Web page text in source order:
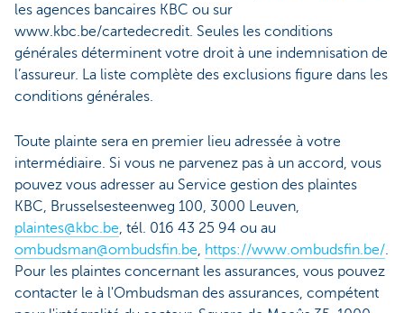
les agences bancaires KBC ou sur
www.kbc.be/cartedecredit. Seules les conditions
générales déterminent votre droit à une indemnisation de
l’assureur. La liste complète des exclusions figure dans les
conditions générales.
Toute plainte sera en premier lieu adressée à votre
intermédiaire. Si vous ne parvenez pas à un accord, vous
pouvez vous adresser au Service gestion des plaintes
KBC, Brusselsesteenweg 100, 3000 Leuven,
plaintes@kbc.be, tél. 016 43 25 94 ou au
ombudsman@ombudsfin.be, https://www.ombudsfin.be/.
Pour les plaintes concernant les assurances, vous pouvez
contacter le à l'Ombudsman des assurances, compétent